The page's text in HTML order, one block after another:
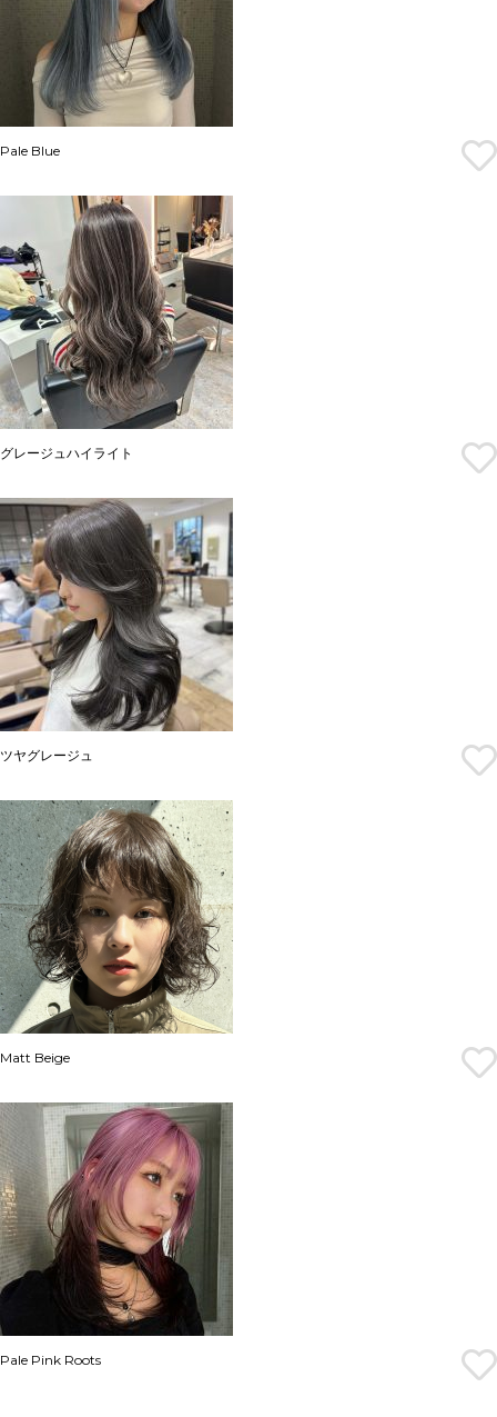
Pale Blue
グレージュハイライト
ツヤグレージュ
Matt Beige
Pale Pink Roots